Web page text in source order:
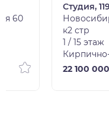
60
Студия,
к2 стр
1 / 15 этаж
22 100